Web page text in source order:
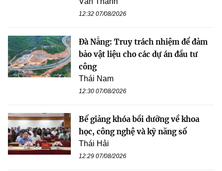
12:32 07/08/2026
Đà Nẵng: Truy trách nhiệm để đảm
bảo vật liệu cho các dự án đầu tư
công
Thái Nam
12:30 07/08/2026
Bế giảng khóa bồi dưỡng về khoa
học, công nghệ và kỹ năng số
Thái Hải
12:29 07/08/2026